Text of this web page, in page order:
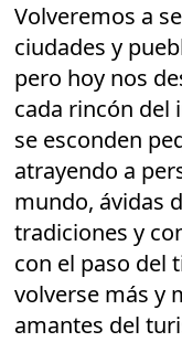
Volveremos a
ciudades y
pero hoy nos
cada rincón del
se esconden
atrayendo a
mundo, ávidas
tradiciones y
con el paso del
volverse más y
amantes del